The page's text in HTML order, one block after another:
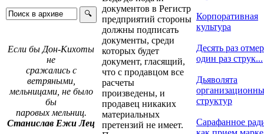
Если бы Дон-Кихоты
не
сражались с
ветряными,
мельницами, не было
бы
паровых мельниц.
Станислав Ежи Лец
документов в Регистр
предприятий стороны
должны подписать
документы, среди
которых будет
документ, гласящий,
что с продавцом все
расчеты
произведены, и
продавец никаких
материальных
претензий не имеет.
Корпоративная
культура
Десять раз
один раз струк...
Дьяволята
структур
Сарафанное